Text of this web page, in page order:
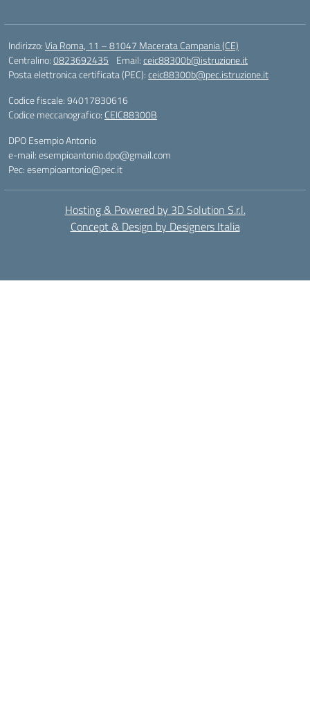
Indirizzo:Via Roma, 11 – 81047 Macerata Campania (CE)
Centralino:0823692435 Email:ceic88300b@istruzione.it
Posta elettronica certificata (PEC):ceic88300b@pec.istruzione.it
Codice fiscale: 94017830616
Codice meccanografico: CEIC88300B
DPO Esempio Antonio
e-mail: esempioantonio.dpo@gmail.com
Pec: esempioantonio@pec.it
Hosting & Powered by 3D Solution S.r.l.
Concept & Design by Designers Italia